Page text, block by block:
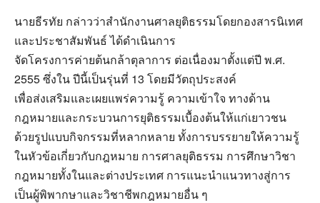
นายธีรทัย กล่าวว่าสำนักงานศาลยุติธรรมโดยกองสารนิเทศ
และประชาสัมพันธ์ ได้ดำเนินการ
จัดโครงการค่ายต้นกล้าตุลาการ ต่อเนื่องมาตั้งแต่ปี พ.ศ.
2555 ซึ่งใน ปีนี้เป็นรุ่นที่ 13 โดยมีวัตถุประสงค์
เพื่อส่งเสริมและเผยแพร่ความรู้ ความเข้าใจ ทางด้าน
กฎหมายและกระบวนการยุติธรรมเบื้องต้นให้แก่เยาวชน
ด้วยรูปแบบกิจกรรมที่หลากหลาย ทั้งการบรรยายให้ความรู้
ในหัวข้อเกี่ยวกับกฎหมาย การศาลยุติธรรม การศึกษาวิชา
กฎหมายทั้งในและต่างประเทศ การแนะนำแนวทางสู่การ
เป็นผู้พิพากษาและวิชาชีพกฎหมายอื่น ๆ